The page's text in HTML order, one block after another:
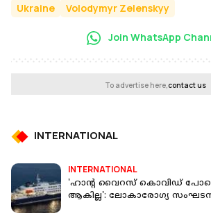
Ukraine
Volodymyr Zelenskyy
Join WhatsApp
To advertise here,contact us
INTERNATIONAL
INTERNATIONAL
'ഹാൻ്റ വൈറസ് കൊവിഡ് പോലെ പകർച്ചവ്യാധി
ആകില്ല': ലോകാരോഗ്യ